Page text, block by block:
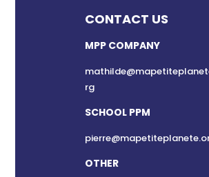
CONTACT US
MPP COMPANY
rg
SCHOOL PPM
OTHER